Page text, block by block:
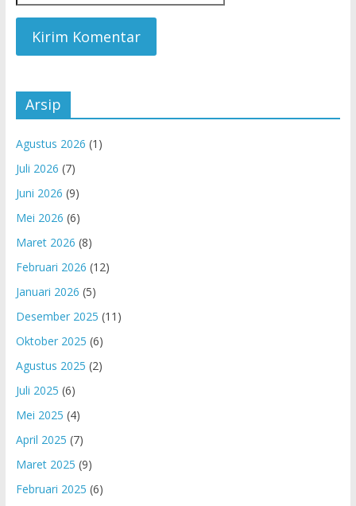
Arsip
Agustus 2026 (1)
Juli 2026 (7)
Juni 2026 (9)
Mei 2026 (6)
Maret 2026 (8)
Februari 2026 (12)
Januari 2026 (5)
Desember 2025 (11)
Oktober 2025 (6)
Agustus 2025 (2)
Juli 2025 (6)
Mei 2025 (4)
April 2025 (7)
Maret 2025 (9)
Februari 2025 (6)